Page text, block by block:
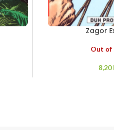
Zagor
Out of
8,20